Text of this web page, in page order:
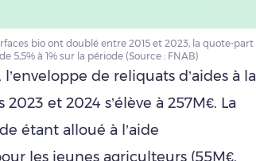
bio ont doublé entre 2015 et 2023, la quote-part
5,5% à 1% sur la période (Source : FNAB)
de reliquats d’aides à la
et 2024 s’élève à 257M€. La
étant alloué à l’aide
les jeunes agriculteurs (55M€,